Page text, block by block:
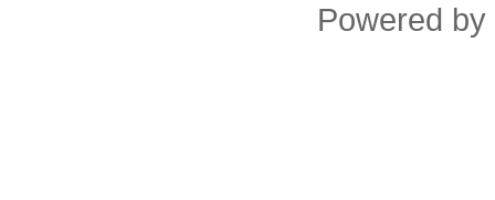
Powered by